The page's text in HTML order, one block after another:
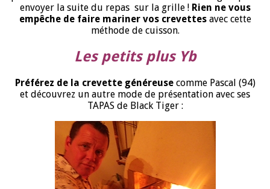
envoyer la suite du repas sur la grille ! Rien ne vous
empêche de faire mariner vos crevettesavec cette
méthode de cuisson.
Les petits plus Yb
Préférez de la crevette généreuse comme Pascal (94)
et découvrez un autre mode de présentation avec ses
TAPAS de Black Tiger :